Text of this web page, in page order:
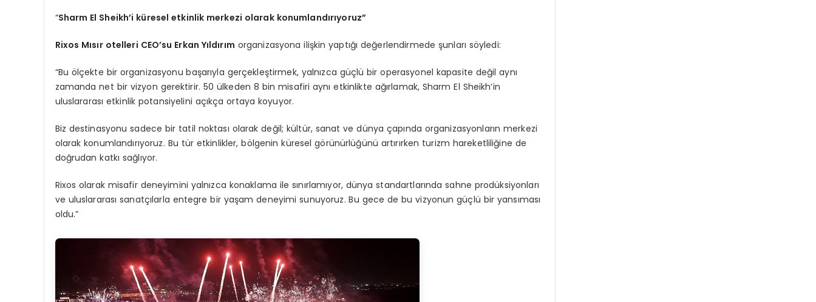
“Sharm El Sheikh’i küresel etkinlik merkezi olarak konumlandırıyoruz”
Rixos Mısır otelleri CEO’su Erkan Yıldırım organizasyona ilişkin yaptığı değerlendirmede şunları söyledi:
“Bu ölçekte bir organizasyonu başarıyla gerçekleştirmek, yalnızca güçlü bir operasyonel kapasite değil aynı
zamanda net bir vizyon gerektirir. 50 ülkeden 8 bin misafiri aynı etkinlikte ağırlamak, Sharm El Sheikh’in
uluslararası etkinlik potansiyelini açıkça ortaya koyuyor.
Biz destinasyonu sadece bir tatil noktası olarak değil; kültür, sanat ve dünya çapında organizasyonların merkezi
olarak konumlandırıyoruz. Bu tür etkinlikler, bölgenin küresel görünürlüğünü artırırken turizm hareketliliğine de
doğrudan katkı sağlıyor.
Rixos olarak misafir deneyimini yalnızca konaklama ile sınırlamıyor, dünya standartlarında sahne prodüksiyonları
ve uluslararası sanatçılarla entegre bir yaşam deneyimi sunuyoruz. Bu gece de bu vizyonun güçlü bir yansıması
oldu.”